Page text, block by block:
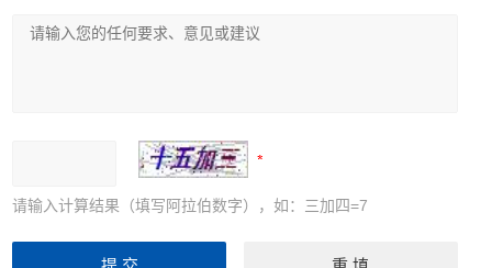
请输入计算结果（填写阿拉伯数字），如：三加四=7